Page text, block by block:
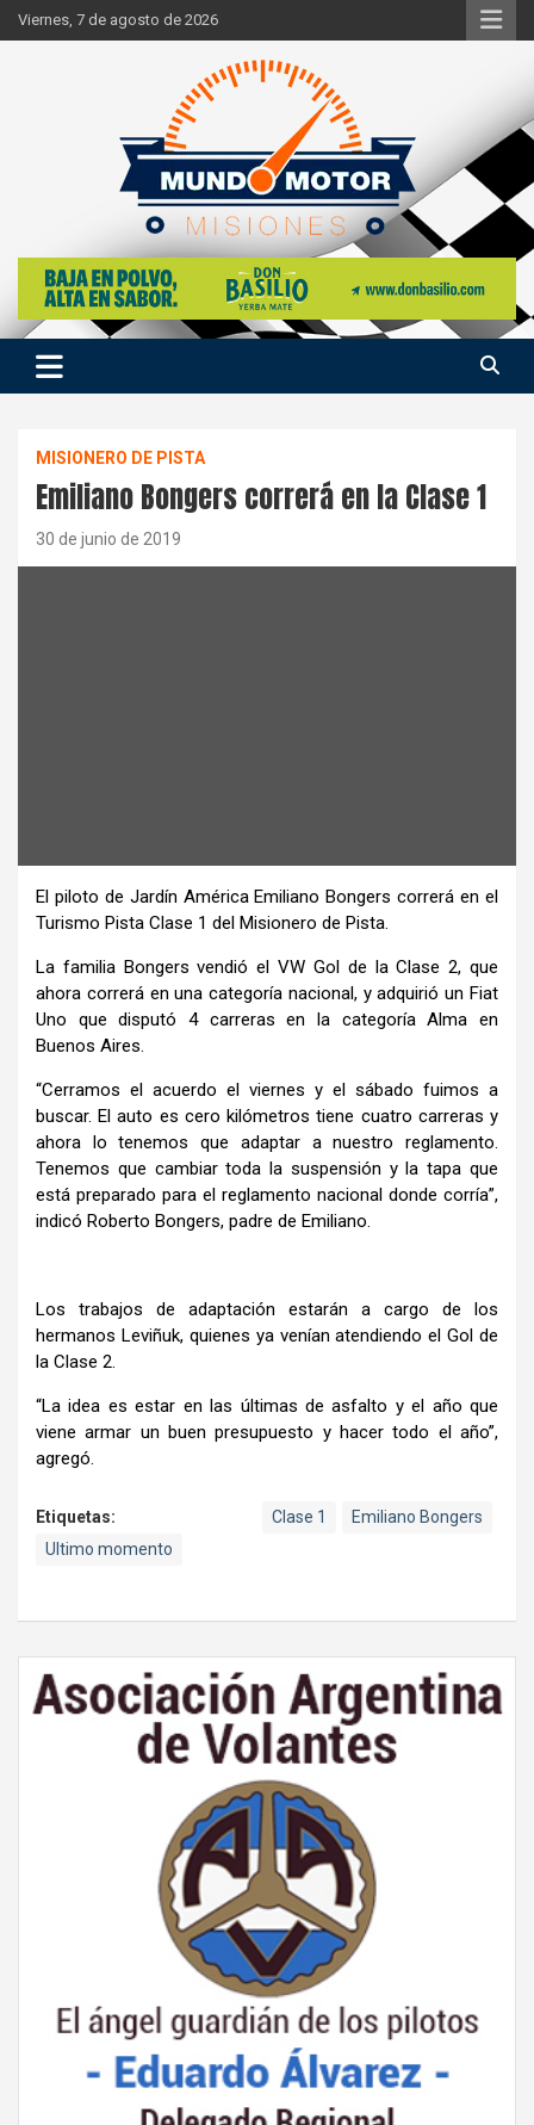
Skip
to
Viernes, 7 de agosto de 2026
Mundo Motor Misiones
Si hay ruido de motores ahí estaremos
MISIONERO DE PISTA
Emiliano Bongers correrá en la Clase 1
30 de junio de 2019
El piloto de Jardín América Emiliano Bongers correrá en el
Turismo Pista Clase 1 del Misionero de Pista.
La familia Bongers vendió el VW Gol de la Clase 2, que
ahora correrá en una categoría nacional, y adquirió un Fiat
Uno que disputó 4 carreras en la categoría Alma en
Buenos Aires.
“Cerramos el acuerdo el viernes y el sábado fuimos a
buscar. El auto es cero kilómetros tiene cuatro carreras y
ahora lo tenemos que adaptar a nuestro reglamento.
Tenemos que cambiar toda la suspensión y la tapa que
está preparado para el reglamento nacional donde corría”,
indicó Roberto Bongers, padre de Emiliano.
Los trabajos de adaptación estarán a cargo de los
hermanos Leviñuk, quienes ya venían atendiendo el Gol de
la Clase 2.
“La idea es estar en las últimas de asfalto y el año que
viene armar un buen presupuesto y hacer todo el año”,
agregó.
Etiquetas: Clase 1
Emiliano Bongers
Ultimo momento